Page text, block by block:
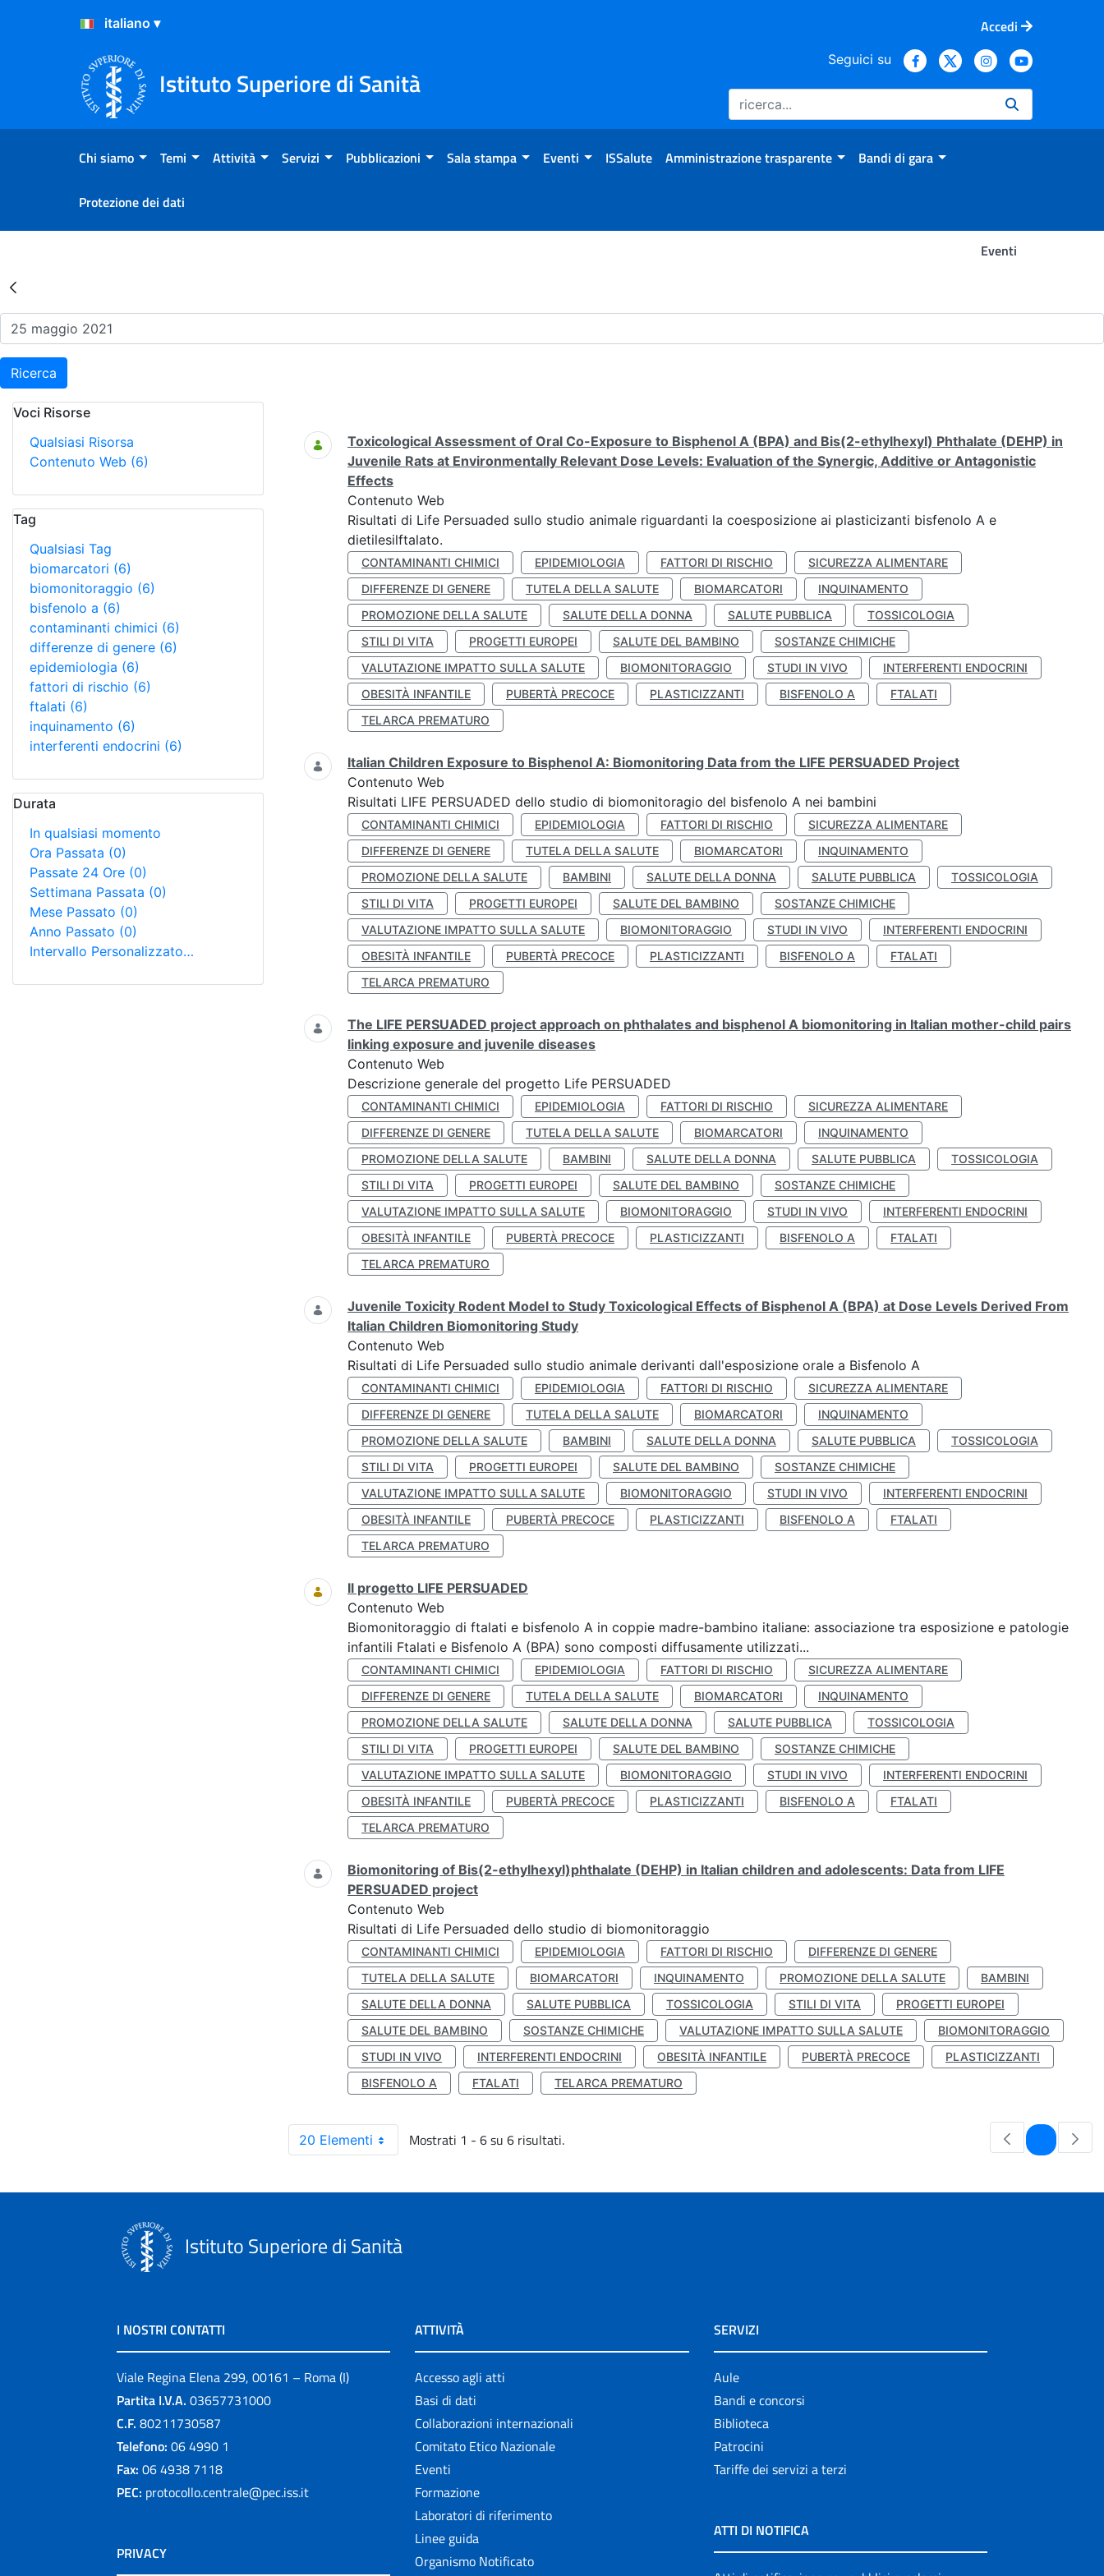
Salta al Contenuto
Salta al Footer
Accedi
Istituto Superiore di Sanità
Seguici su
Chi siamo Temi Attività Servizi Pubblicazioni Sala stampa Eventi ISSalute Amministrazione trasparente Bandi di gara
Protezione dei dati
Eventi
Risultati della Ricerca - Eventi
Ricerca
Voci Risorse
Qualsiasi Risorsa
Contenuto Web (6)
Tag
Qualsiasi Tag
biomarcatori (6)
biomonitoraggio (6)
bisfenolo a (6)
contaminanti chimici (6)
differenze di genere (6)
epidemiologia (6)
fattori di rischio (6)
ftalati (6)
inquinamento (6)
interferenti endocrini (6)
Durata
In qualsiasi momento
Ora Passata (0)
Passate 24 Ore (0)
Settimana Passata (0)
Mese Passato (0)
Anno Passato (0)
Intervallo Personalizzato…
Ricerca
Toxicological Assessment of Oral Co-Exposure to Bisphenol A (BPA) and Bis(2-ethylhexyl) Phthalate (DEHP) in
Juvenile Rats at Environmentally Relevant Dose Levels: Evaluation of the Synergic, Additive or Antagonistic
Effects
Contenuto Web
Risultati di Life Persuaded sullo studio animale riguardanti la coesposizione ai plasticizanti bisfenolo A e
dietilesilftalato.
CONTAMINANTI CHIMICI EPIDEMIOLOGIA FATTORI DI RISCHIO
SICUREZZA ALIMENTARE
DIFFERENZE DI GENERE
TUTELA DELLA SALUTE BIOMARCATORI
INQUINAMENTO
PROMOZIONE DELLA SALUTE
SALUTE DELLA DONNA SALUTE PUBBLICA
TOSSICOLOGIA
STILI DI VITA
PROGETTI EUROPEI SALUTE DEL BAMBINO
SOSTANZE CHIMICHE
VALUTAZIONE IMPATTO SULLA SALUTE
BIOMONITORAGGIO STUDI IN VIVO
INTERFERENTI ENDOCRINI
OBESITÀ INFANTILE
PUBERTÀ PRECOCE PLASTICIZZANTI BISFENOLO A
FTALATI
TELARCA PREMATURO
Italian Children Exposure to Bisphenol A: Biomonitoring Data from the LIFE PERSUADED Project
Contenuto Web
Risultati LIFE PERSUADED dello studio di biomonitoragio del bisfenolo A nei bambini
CONTAMINANTI CHIMICI EPIDEMIOLOGIA FATTORI DI RISCHIO
SICUREZZA ALIMENTARE
DIFFERENZE DI GENERE
TUTELA DELLA SALUTE BIOMARCATORI
INQUINAMENTO
PROMOZIONE DELLA SALUTE
BAMBINI SALUTE DELLA DONNA SALUTE PUBBLICA
TOSSICOLOGIA
STILI DI VITA
PROGETTI EUROPEI SALUTE DEL BAMBINO
SOSTANZE CHIMICHE
VALUTAZIONE IMPATTO SULLA SALUTE
BIOMONITORAGGIO STUDI IN VIVO
INTERFERENTI ENDOCRINI
OBESITÀ INFANTILE
PUBERTÀ PRECOCE PLASTICIZZANTI BISFENOLO A
FTALATI
TELARCA PREMATURO
The LIFE PERSUADED project approach on phthalates and bisphenol A biomonitoring in Italian mother-child pairs
linking exposure and juvenile diseases
Contenuto Web
Descrizione generale del progetto Life PERSUADED
CONTAMINANTI CHIMICI EPIDEMIOLOGIA FATTORI DI RISCHIO
SICUREZZA ALIMENTARE
DIFFERENZE DI GENERE
TUTELA DELLA SALUTE BIOMARCATORI
INQUINAMENTO
PROMOZIONE DELLA SALUTE
BAMBINI SALUTE DELLA DONNA SALUTE PUBBLICA
TOSSICOLOGIA
STILI DI VITA
PROGETTI EUROPEI SALUTE DEL BAMBINO
SOSTANZE CHIMICHE
VALUTAZIONE IMPATTO SULLA SALUTE
BIOMONITORAGGIO STUDI IN VIVO
INTERFERENTI ENDOCRINI
OBESITÀ INFANTILE
PUBERTÀ PRECOCE PLASTICIZZANTI BISFENOLO A
FTALATI
TELARCA PREMATURO
Juvenile Toxicity Rodent Model to Study Toxicological Effects of Bisphenol A (BPA) at Dose Levels Derived From
Italian Children Biomonitoring Study
Contenuto Web
Risultati di Life Persuaded sullo studio animale derivanti dall'esposizione orale a Bisfenolo A
CONTAMINANTI CHIMICI EPIDEMIOLOGIA FATTORI DI RISCHIO
SICUREZZA ALIMENTARE
DIFFERENZE DI GENERE
TUTELA DELLA SALUTE BIOMARCATORI
INQUINAMENTO
PROMOZIONE DELLA SALUTE
BAMBINI SALUTE DELLA DONNA SALUTE PUBBLICA
TOSSICOLOGIA
STILI DI VITA
PROGETTI EUROPEI SALUTE DEL BAMBINO
SOSTANZE CHIMICHE
VALUTAZIONE IMPATTO SULLA SALUTE
BIOMONITORAGGIO STUDI IN VIVO
INTERFERENTI ENDOCRINI
OBESITÀ INFANTILE
PUBERTÀ PRECOCE PLASTICIZZANTI BISFENOLO A
FTALATI
TELARCA PREMATURO
Il progetto LIFE PERSUADED
Contenuto Web
Biomonitoraggio di ftalati e bisfenolo A in coppie madre-bambino italiane: associazione tra esposizione e patologie
infantili Ftalati e Bisfenolo A (BPA) sono composti diffusamente utilizzati...
CONTAMINANTI CHIMICI EPIDEMIOLOGIA FATTORI DI RISCHIO
SICUREZZA ALIMENTARE
DIFFERENZE DI GENERE
TUTELA DELLA SALUTE BIOMARCATORI
INQUINAMENTO
PROMOZIONE DELLA SALUTE
SALUTE DELLA DONNA SALUTE PUBBLICA
TOSSICOLOGIA
STILI DI VITA
PROGETTI EUROPEI SALUTE DEL BAMBINO
SOSTANZE CHIMICHE
VALUTAZIONE IMPATTO SULLA SALUTE
BIOMONITORAGGIO STUDI IN VIVO
INTERFERENTI ENDOCRINI
OBESITÀ INFANTILE
PUBERTÀ PRECOCE PLASTICIZZANTI BISFENOLO A
FTALATI
TELARCA PREMATURO
Biomonitoring of Bis(2-ethylhexyl)phthalate (DEHP) in Italian children and adolescents: Data from LIFE
PERSUADED project
Contenuto Web
Risultati di Life Persuaded dello studio di biomonitoraggio
CONTAMINANTI CHIMICI EPIDEMIOLOGIA FATTORI DI RISCHIO
DIFFERENZE DI GENERE
TUTELA DELLA SALUTE
BIOMARCATORI INQUINAMENTO PROMOZIONE DELLA SALUTE
BAMBINI
SALUTE DELLA DONNA
SALUTE PUBBLICA TOSSICOLOGIA STILI DI VITA
PROGETTI EUROPEI
SALUTE DEL BAMBINO
SOSTANZE CHIMICHE VALUTAZIONE IMPATTO SULLA SALUTE
BIOMONITORAGGIO
STUDI IN VIVO
INTERFERENTI ENDOCRINI OBESITÀ INFANTILE PUBERTÀ PRECOCE
PLASTICIZZANTI
BISFENOLO A
FTALATI TELARCA PREMATURO
20 Elementi Mostrati 1 - 6 su 6 risultati. Pagina
Istituto Superiore di Sanità
I NOSTRI CONTATTI
Viale Regina Elena 299, 00161 – Roma (I)
Partita I.V.A. 03657731000
C.F. 80211730587
Telefono: 06 4990 1
Fax: 06 4938 7118
PEC: protocollo.centrale@pec.iss.it
PRIVACY
ATTIVITÀ
Accesso agli atti
Basi di dati
Collaborazioni internazionali
Comitato Etico Nazionale
Eventi
Formazione
Laboratori di riferimento
Linee guida
Organismo Notificato
SERVIZI
Aule
Bandi e concorsi
Biblioteca
Patrocini
Tariffe dei servizi a terzi
ATTI DI NOTIFICA